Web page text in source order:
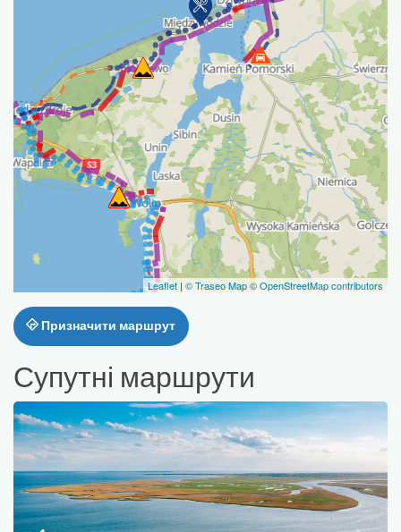
Leaflet | © Traseo Map© OpenStreetMap contributors
Призначити маршрут
Супутні маршрути